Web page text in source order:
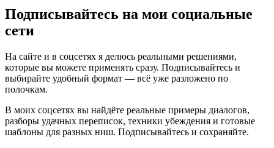
Подписывайтесь на мои социальные
сети
На сайте и в соцсетях я делюсь реальными решениями,
которые вы можете применять сразу. Подписывайтесь и
выбирайте удобный формат — всё уже разложено по
полочкам.
В моих соцсетях вы найдёте реальные примеры диалогов,
разборы удачных переписок, техники убеждения и готовые
шаблоны для разных ниш. Подписывайтесь и сохраняйте.